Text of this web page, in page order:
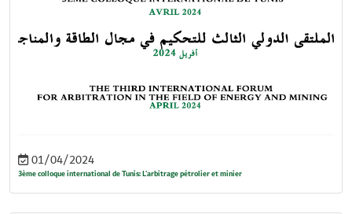
01/04/2024
3ème colloque international de Tunis: L'arbitrage pétrolier et minier